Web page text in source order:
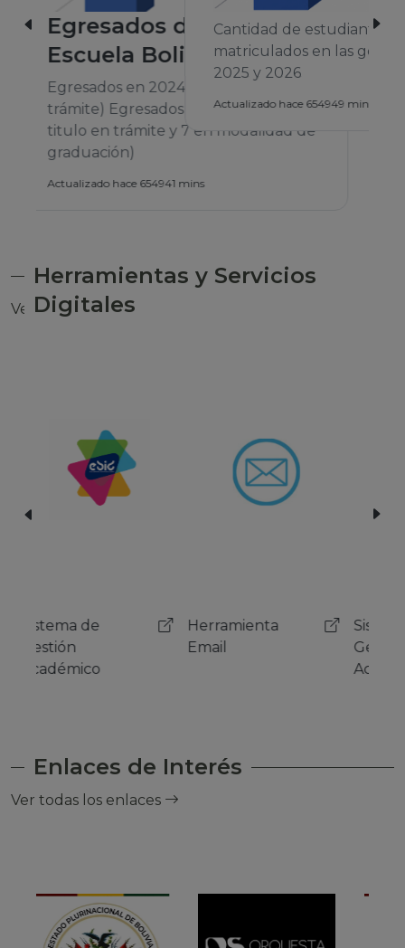
Cantidad de estudiantes
matriculados en las gestiones 2024,
Actualizado hace 654949 mins
Herramientas y Servicios
Digitales
Ver todas las herramientas
Herramienta
Email
Sistema de
Gestión
Enlaces de Interés
Ver todas los enlaces